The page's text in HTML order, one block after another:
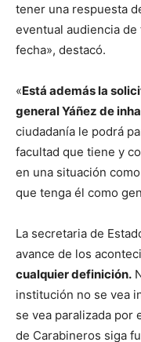
tener una respuesta
eventual audiencia
fecha», destacó.
«Está además la
general Yáñez de
ciudadanía le podrá
facultad que tiene y
en una situación
que tenga él como
La secretaria de
avance de los
cualquier definición.
institución no se vea
se vea paralizada por
de Carabineros siga